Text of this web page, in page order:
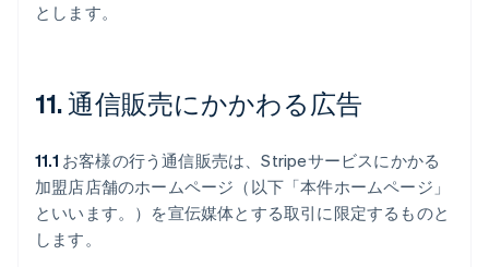
とします。
11. 通信販売にかかわる広告
11.1 お客様の行う通信販売は、Stripeサービスにかかる
加盟店店舗のホームページ（以下「本件ホームページ」
といいます。）を宣伝媒体とする取引に限定するものと
します。